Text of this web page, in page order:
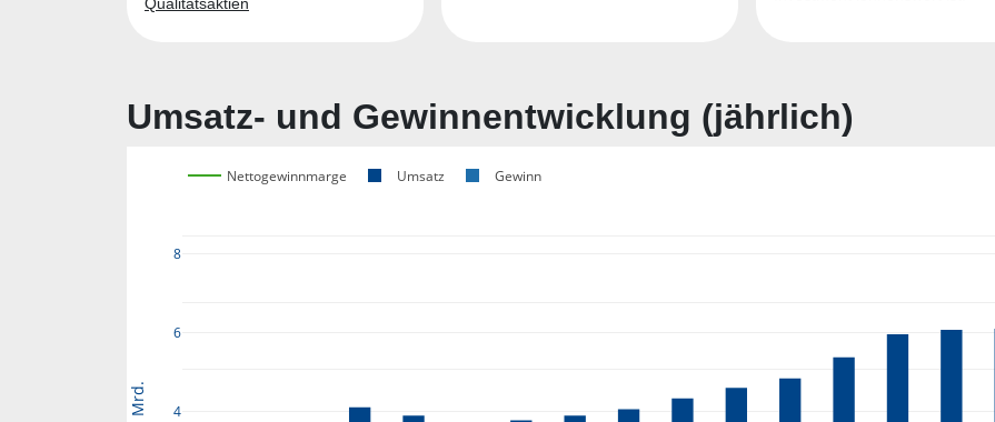
Qualitätsaktien
Umsatz- und Gewinnentwicklung (jährlich)
4
6
8
Nettogewinnmarge Umsatz Gewinn
Mrd.